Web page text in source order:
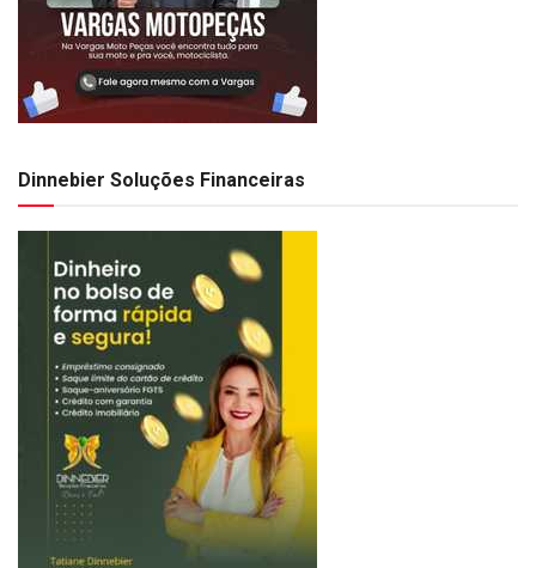
Dinnebier Soluções Financeiras